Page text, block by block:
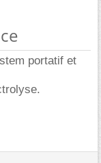
portatif et